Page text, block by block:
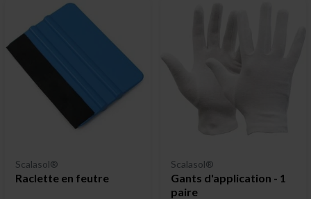
Scalasol®
Raclette en feutre
Scalasol®
Gants d'application - 1
paire